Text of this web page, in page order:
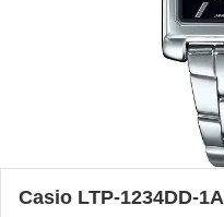
Casio LTP-1234DD-1A